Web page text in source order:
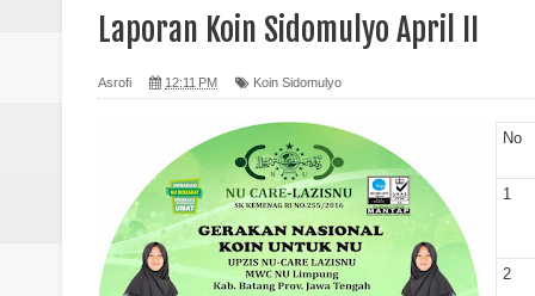
Laporan Koin Nu Sidomulyo
Laporan Koin Nu Sempu
Laporan Koin Nu Rowosari
Laporan Koin Nu Pungangan
Laporan Koin Nu Plumbon
Laporan Koin Sidomulyo April II
Asrofi 12:11 PM Koin Sidomulyo
No
1
2